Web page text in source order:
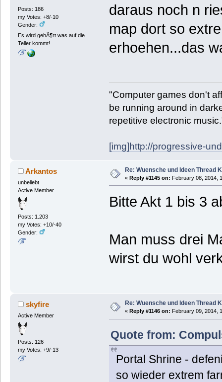
Posts: 186
my Votes: +8/-10
Gender:
Es wird gehÃ¶rt was auf die
Teller kommt!
daraus noch n
map dort so
erhoehen...das
"Computer games don't
be running around in
repetitive electronic
[img]http://progressive-
Arkantos
unbeliebt
Active Member
Posts: 1.203
my Votes: +10/-40
Gender:
Re: Wuensche und Ideen Thread
« Reply #1145 on: February 08, 2014,
Bitte Akt 1 bis 3
Man muss drei
wirst du wohl
skyfire
Active Member
Posts: 126
my Votes: +9/-13
Re: Wuensche und Ideen Thread
« Reply #1146 on: February 09, 2014,
Quote from:
Portal Shrine -
so wieder extrem